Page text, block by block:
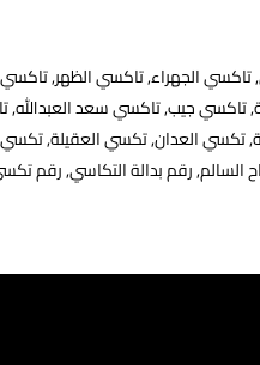
,تاكسي الجهراء,تاكسي الظهر,تاكسي
,تاكسي جيب,تاكسي سعد العبدالله,
,تكسي العدان,تكسي العقيلة,تكسي
السالم,رقم بدالة التكاسي,رقم